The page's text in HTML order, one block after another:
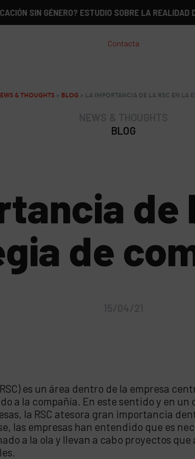
GÉNERO? ESTUDIO SOBRE LA REALIDAD DE LOS
Contacta
& THOUGHTS> BLOG > LA IMPORTANCIA DE LA RSC EN LA
BLOG
de
de
es un área dentro de la empresa
a la compañía. En este sentido y en
la RSC atesora gran importancia
las empresas han entendido que es
a la ola y llevan a cabo proyectos